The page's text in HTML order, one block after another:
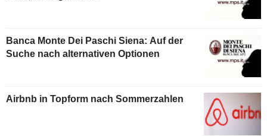
Banca Monte Dei Paschi Siena: Auf der
Suche nach alternativen Optionen
Airbnb in Topform nach Sommerzahlen